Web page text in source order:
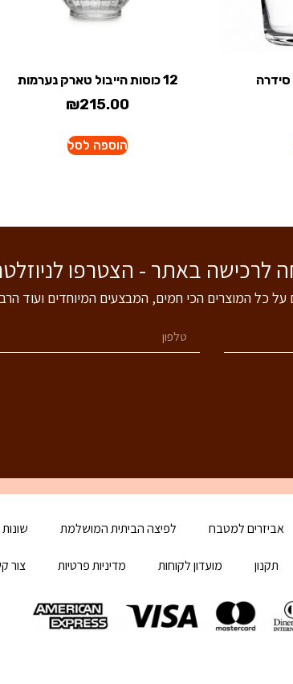
12 כוסות הייבול טארק נערמות
₪215.00
הוספה לסל
על כל המוצרים הכי חמים, המבצעים המיוחדים ועוד
אביזרים למטבח לפיצה הביתית המושלמת שונות
תקנון מועדון לקוחות מדיניות פרטיות צור